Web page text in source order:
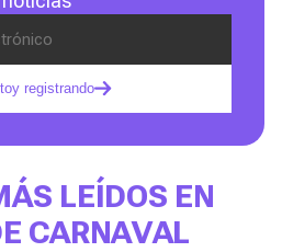
registrando
LEÍDOS EN
CARNAVAL